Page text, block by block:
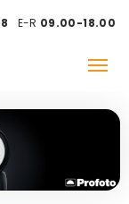
E-R 09.00-18.00